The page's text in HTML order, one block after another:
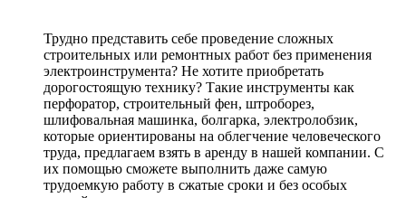
Трудно представить себе проведение сложных
строительных или ремонтных работ без применения
электроинструмента? Не хотите приобретать
дорогостоящую технику? Такие инструменты как
перфоратор, строительный фен, штроборез,
шлифовальная машинка, болгарка, электролобзик,
которые ориентированы на облегчение человеческого
труда, предлагаем взять в аренду в нашей компании. С
их помощью сможете выполнить даже самую
трудоемкую работу в сжатые сроки и без особых